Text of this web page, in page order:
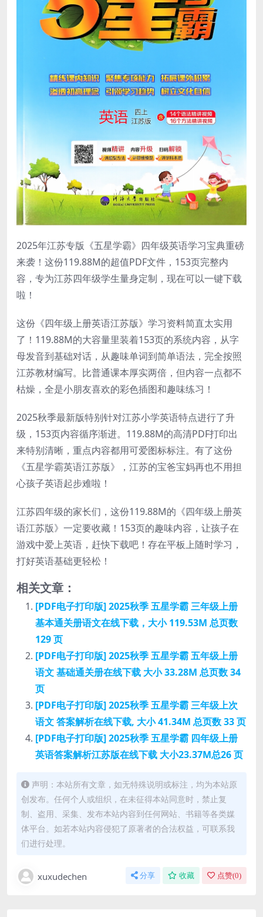
2025年江苏专版《五星学霸》四年级英语学习宝典重磅
来袭！这份119.88M的超值PDF文件，153页完整内
容，专为江苏四年级学生量身定制，现在可以一键下载
啦！
这份《四年级上册英语江苏版》学习资料简直太实用
了！119.88M的大容量里装着153页的系统内容，从字
母发音到基础对话，从趣味单词到简单语法，完全按照
江苏教材编写。比普通课本厚实两倍，但内容一点都不
枯燥，全是小朋友喜欢的彩色插图和趣味练习！
2025秋季最新版特别针对江苏小学英语特点进行了升
级，153页内容循序渐进。119.88M的高清PDF打印出
来特别清晰，重点内容都用可爱图标标注。有了这份
《五星学霸英语江苏版》，江苏的宝爸宝妈再也不用担
心孩子英语起步难啦！
江苏四年级的家长们，这份119.88M的《四年级上册英
语江苏版》一定要收藏！153页的趣味内容，让孩子在
游戏中爱上英语，赶快下载吧！存在平板上随时学习，
打好英语基础更轻松！
相关文章：
[PDF电子打印版] 2025秋季 五星学霸 三年级上册
基本通关册语文在线下载，大小 119.53M 总页数
129 页
[PDF电子打印版] 2025秋季 五星学霸 五年级上册
语文 基础通关册在线下载 大小 33.28M 总页数 34
页
[PDF电子打印版] 2025秋季 五星学霸 三年级上次
语文 答案解析在线下载, 大小 41.34M 总页数 33 页
[PDF电子打印版] 2025秋季 五星学霸 四年级上册
英语答案解析江苏版在线下载 大小23.37M总26 页
声明：本站所有文章，如无特殊说明或标注，均为本站原
创发布。任何个人或组织，在未征得本站同意时，禁止复
制、盗用、采集、发布本站内容到任何网站、书籍等各类媒
体平台。如若本站内容侵犯了原著者的合法权益，可联系我
们进行处理。
xuxudechen 分享 收藏 点赞(0)